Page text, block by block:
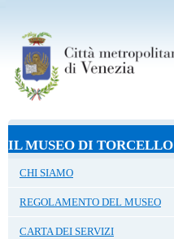
IL MUSEO DI TORCELLO
CHI SIAMO
REGOLAMENTO DEL MUSEO
CARTA DEI SERVIZI